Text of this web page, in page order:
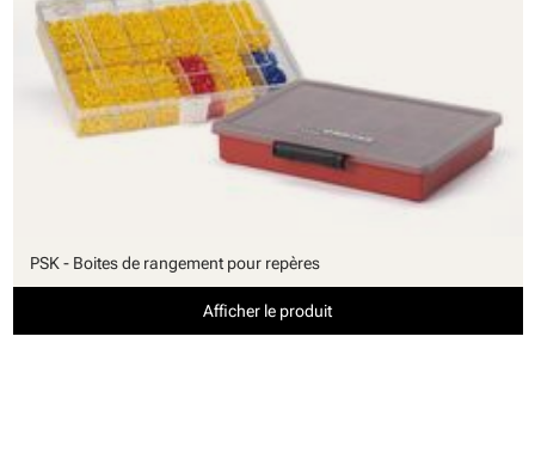
PSK - Boites de rangement pour repères
Afficher le produit